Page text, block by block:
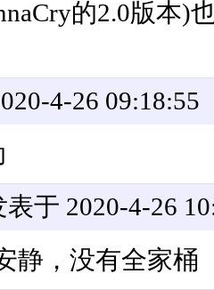
的2.0版本
4-26 09:18:55
表于 2020-4-26
静，没有全家桶